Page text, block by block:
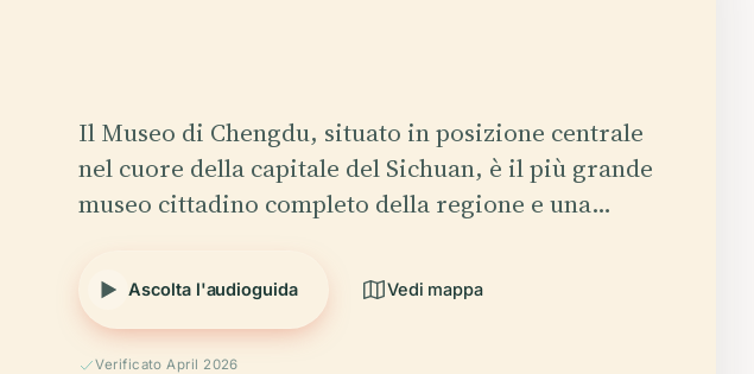
Il Museo di Chengdu, situato in posizione centrale
nel cuore della capitale del Sichuan, è il più grande
museo cittadino completo della regione e una…
Ascolta l'audioguida Vedi mappa
Verificato April 2026